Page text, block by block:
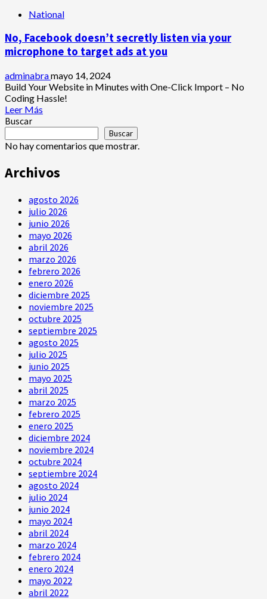
Incendio
con
bodega
reciclaje
en
Pasto
National
No, Facebook doesn’t secretly listen via your
microphone to target ads at you
adminabramayo 14, 2024
Build Your Website in Minutes with One-Click Import – No
Coding Hassle!
Leer Más
acerca
de
doesn’t
listen
via
your
microphone
to
target
ads
at
you
Buscar
Buscar
No hay comentarios que mostrar.
Archivos
agosto 2026
julio 2026
junio 2026
mayo 2026
abril 2026
marzo 2026
febrero 2026
enero 2026
diciembre 2025
noviembre 2025
octubre 2025
septiembre 2025
agosto 2025
julio 2025
junio 2025
mayo 2025
abril 2025
marzo 2025
febrero 2025
enero 2025
diciembre 2024
noviembre 2024
octubre 2024
septiembre 2024
agosto 2024
julio 2024
junio 2024
mayo 2024
abril 2024
marzo 2024
febrero 2024
enero 2024
mayo 2022
abril 2022